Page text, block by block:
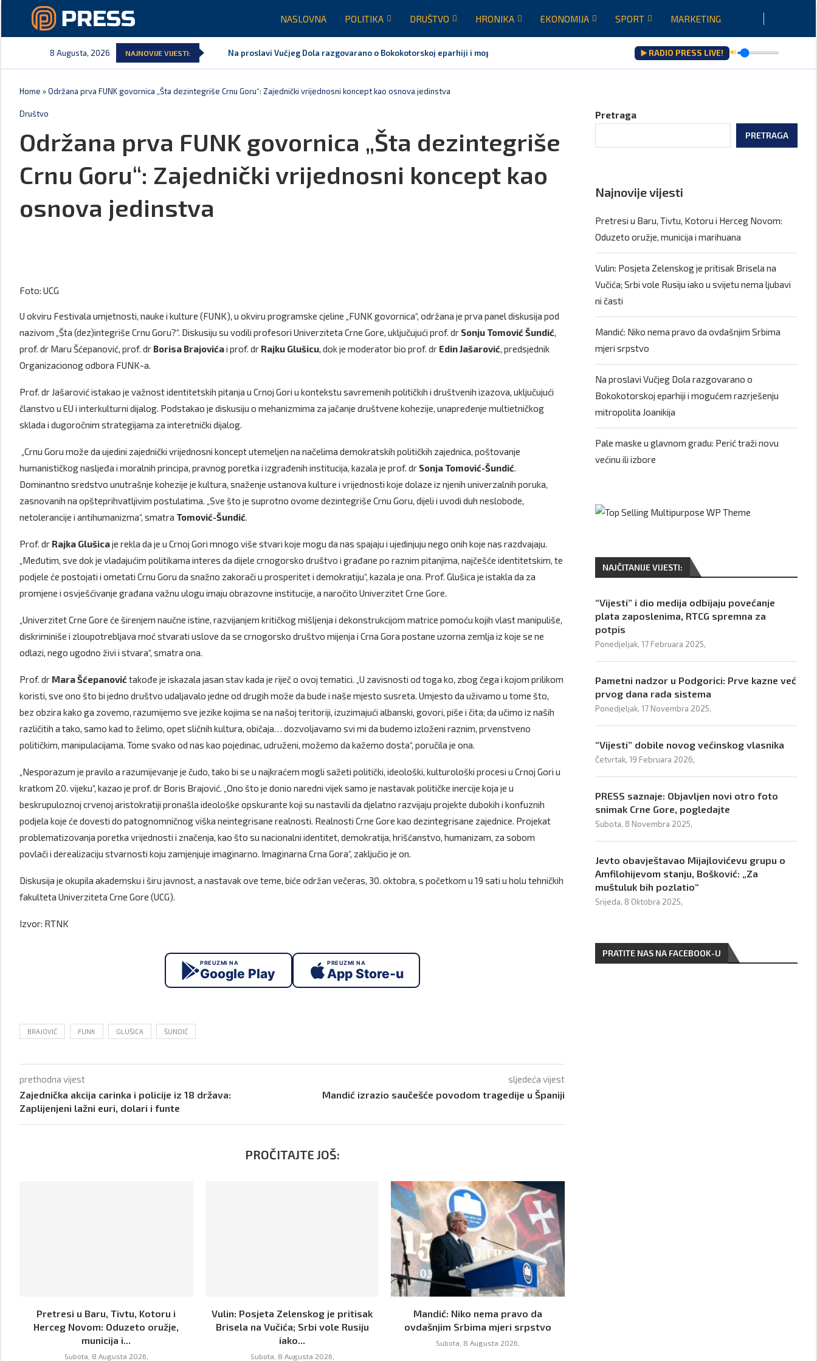
NASLOVNA POLITIKA DRUŠTVO HRONIKA EKONOMIJA SPORT MARKETING
8 Augusta, 2026 NAJNOVIJE VIJESTI: Na proslavi Vučjeg Dola razgovarano o Bokokotorskoj eparhiji i mogućem razrješenju... ▶️ RADIO PRESS LIVE! 🔊
Home »Održana prva FUNK govornica „Šta dezintegriše Crnu Goru“: Zajednički vrijednosni koncept kao osnova jedinstva
Društvo
Održana prva FUNK govornica „Šta dezintegriše
Crnu Goru“: Zajednički vrijednosni koncept kao
osnova jedinstva
Foto: UCG
U okviru Festivala umjetnosti, nauke i kulture (FUNK), u okviru programske cjeline „FUNK govornica“, održana je prva panel diskusija pod
nazivom „Šta (dez)integriše Crnu Goru?“. Diskusiju su vodili profesori Univerziteta Crne Gore, uključujući prof. dr Sonju Tomović Šundić,
prof. dr Maru Šćepanović, prof. drBorisa Brajovićai prof. dr Rajku Glušicu, dok je moderator bio prof. dr Edin Jašarović, predsjednik
Organizacionog odbora FUNK-a.
Prof. dr Jašarović istakao je važnost identitetskih pitanja u Crnoj Gori u kontekstu savremenih političkih i društvenih izazova, uključujući
članstvo u EU i interkulturni dijalog. Podstakao je diskusiju o mehanizmima za jačanje društvene kohezije, unapređenje multietničkog
sklada i dugoročnim strategijama za interetnički dijalog.
„Crnu Goru može da ujedini zajednički vrijednosni koncept utemeljen na načelima demokratskih političkih zajednica, poštovanje
humanističkog nasljeđa i moralnih principa, pravnog poretka i izgrađenih institucija, kazala je prof. dr Sonja Tomović-Šundić.
Dominantno sredstvo unutrašnje kohezije je kultura, snaženje ustanova kulture i vrijednosti koje dolaze iz njenih univerzalnih poruka,
zasnovanih na opšteprihvatljivim postulatima. „Sve što je suprotno ovome dezintegriše Crnu Goru, dijeli i uvodi duh neslobode,
netolerancije i antihumanizma“, smatra Tomović-Šundić.
Prof. dr Rajka Glušicaje rekla da je u Crnoj Gori mnogo više stvari koje mogu da nas spajaju i ujedinjuju nego onih koje nas razdvajaju.
„Međutim, sve dok je vladajućim politikama interes da dijele crnogorsko društvo i građane po raznim pitanjima, najčešće identitetskim, te
podjele će postojati i ometati Crnu Goru da snažno zakorači u prosperitet i demokratiju“, kazala je ona. Prof. Glušica je istakla da za
promjene i osvješćivanje građana važnu ulogu imaju obrazovne institucije, a naročito Univerzitet Crne Gore.
„Univerzitet Crne Gore će širenjem naučne istine, razvijanjem kritičkog mišljenja i dekonstrukcijom matrice pomoću kojih vlast manipuliše,
diskriminiše i zloupotrebljava moć stvarati uslove da se crnogorsko društvo mijenja i Crna Gora postane uzorna zemlja iz koje se ne
odlazi, nego ugodno živi i stvara“, smatra ona.
Prof. dr Mara Šćepanović takođe je iskazala jasan stav kada je riječ o ovoj tematici. „U zavisnosti od toga ko, zbog čega i kojom prilikom
koristi, sve ono što bi jedno društvo udaljavalo jedne od drugih može da bude i naše mjesto susreta. Umjesto da uživamo u tome što,
bez obzira kako ga zovemo, razumijemo sve jezike kojima se na našoj teritoriji, izuzimajući albanski, govori, piše i čita; da učimo iz naših
različitih a tako, samo kad to želimo, opet sličnih kultura, običaja… dozvoljavamo svi mi da budemo izloženi raznim, prvenstveno
političkim, manipulacijama. Tome svako od nas kao pojedinac, udruženi, možemo da kažemo dosta“, poručila je ona.
„Nesporazum je pravilo a razumijevanje je čudo, tako bi se u najkraćem mogli sažeti politički, ideološki, kulturološki procesi u Crnoj Gori u
kratkom 20. vijeku“, kazao je prof. dr Boris Brajović. „Ono što je donio naredni vijek samo je nastavak političke inercije koja je u
beskrupuloznoj crvenoj aristokratiji pronašla ideološke opskurante koji su nastavili da djelatno razvijaju projekte dubokih i konfuznih
podjela koje će dovesti do patognomničnog viška neintegrisane realnosti. Realnosti Crne Gore kao dezintegrisane zajednice. Projekat
problematizovanja poretka vrijednosti i značenja, kao što su nacionalni identitet, demokratija, hrišćanstvo, humanizam, za sobom
povlači i derealizaciju stvarnosti koju zamjenjuje imaginarno. Imaginarna Crna Gora“, zaključio je on.
Diskusija je okupila akademsku i širu javnost, a nastavak ove teme, biće održan večeras, 30. oktobra, s početkom u 19 sati u holu tehničkih
fakulteta Univerziteta Crne Gore (UCG).
Izvor: RTNK
PREUZMI NA
Google Play
PREUZMI NA
App Store-u
BRAJOVIĆ FUNK GLUŠICA ŠUNDIĆ
prethodna vijest
Zajednička akcija carinka i policije iz 18 država:
Zaplijenjeni lažni euri, dolari i funte
sljedeća vijest
Mandić izrazio saučešće povodom tragedije u Španiji
PROČITAJTE JOŠ:
Pretresi u Baru, Tivtu, Kotoru i
Herceg Novom: Oduzeto oružje,
municija i...
Subota, 8 Augusta 2026,
Vulin: Posjeta Zelenskog je pritisak
Brisela na Vučića; Srbi vole Rusiju
iako...
Subota, 8 Augusta 2026,
Mandić: Niko nema pravo da
ovdašnjim Srbima mjeri srpstvo
Subota, 8 Augusta 2026,
Pretraga
PRETRAGA
Najnovije vijesti
Pretresi u Baru, Tivtu, Kotoru i Herceg Novom:
Oduzeto oružje, municija i marihuana
Vulin: Posjeta Zelenskog je pritisak Brisela na
Vučića; Srbi vole Rusiju iako u svijetu nema ljubavi
ni časti
Mandić: Niko nema pravo da ovdašnjim Srbima
mjeri srpstvo
Na proslavi Vučjeg Dola razgovarano o
Bokokotorskoj eparhiji i mogućem razrješenju
mitropolita Joanikija
Pale maske u glavnom gradu: Perić traži novu
većinu ili izbore
NAJČITANIJE VIJESTI:
“Vijesti” i dio medija odbijaju povećanje
plata zaposlenima, RTCG spremna za
potpis
Ponedjeljak, 17 Februara 2025,
Pametni nadzor u Podgorici: Prve kazne već
prvog dana rada sistema
Ponedjeljak, 17 Novembra 2025,
“Vijesti” dobile novog većinskog vlasnika
Četvrtak, 19 Februara 2026,
PRESS saznaje: Objavljen novi otro foto
snimak Crne Gore, pogledajte
Subota, 8 Novembra 2025,
Jevto obavještavao Mijajlovićevu grupu o
Amfilohijevom stanju, Bošković: „Za
muštuluk bih pozlatio“
Srijeda, 8 Oktobra 2025,
PRATITE NAS NA FACEBOOK-U